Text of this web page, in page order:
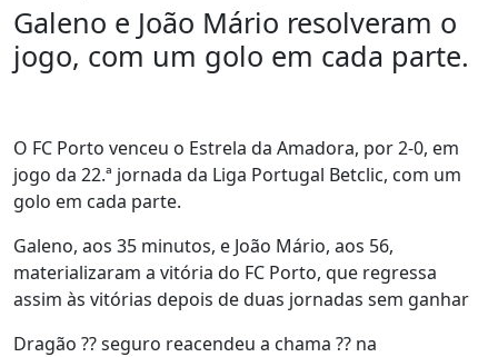
Galeno e João Mário resolveram o
jogo, com um golo em cada parte.
O FC Porto venceu o Estrela da Amadora, por 2-0, em
jogo da 22.ª jornada da Liga Portugal Betclic, com um
golo em cada parte.
Galeno, aos 35 minutos, e João Mário, aos 56,
materializaram a vitória do FC Porto, que regressa
assim às vitórias depois de duas jornadas sem ganhar
Dragão ?? seguro reacendeu a chama ?? na